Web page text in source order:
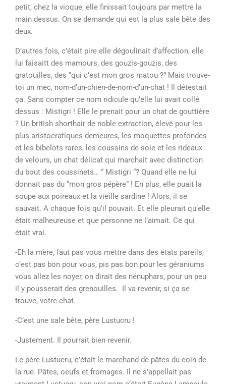
petit, chez la vioque, elle finissait toujours par mettre la
main dessus. On se demande qui est la plus sale bête des
deux.
D’autres fois, c’était pire elle dégoulinait d’affection, elle
lui faisaitt des mamours, des gouzis-gouzis, des
gratouilles, des “qui c’est mon gros matou ?” Mais trouve-
toi un mec, nom-d’un-chien-de-nom-d’un-chat ! Il détestait
ça. Sans compter ce nom ridicule qu’elle lui avait collé
dessus : Mistigri ! Elle le prenait pour un chat de gouttière
? Un british shorthair de noble extraction, élevé pour les
plus aristocratiques demeures, les moquettes profondes
et les bibelots rares, les coussins de soie et les rideaux
de velours, un chat délicat qui marchait avec distinction
du bout des coussinets… “ Mistigri “? Quand elle ne lui
donnait pas du “mon gros pépère” ! En plus, elle puait la
soupe aux poireaux et la vieille sardine ! Alors, il se
sauvait. A chaque fois qu’il pouvait. Et elle pleurait qu’elle
était malheureuse et que personne ne l’aimait. Ce qui
était vrai.
-Eh la mère, faut pas vous mettre dans des états pareils,
c’est pas bon pour vous, pis pas bon pour les géraniums
vous allez les noyer, on dirait des nénuphars, pour un peu
il y pousserait des grenouilles. Il va revenir, si ça se
trouve, votre chat.
-C’est une sale bête, père Lustucru !
-Justement. Il pourrait bien revenir.
Le père Lustucru, c’était le marchand de pâtes du coin de
la rue. Pâtes, oeufs et fromages. Il ne s’appellait pas